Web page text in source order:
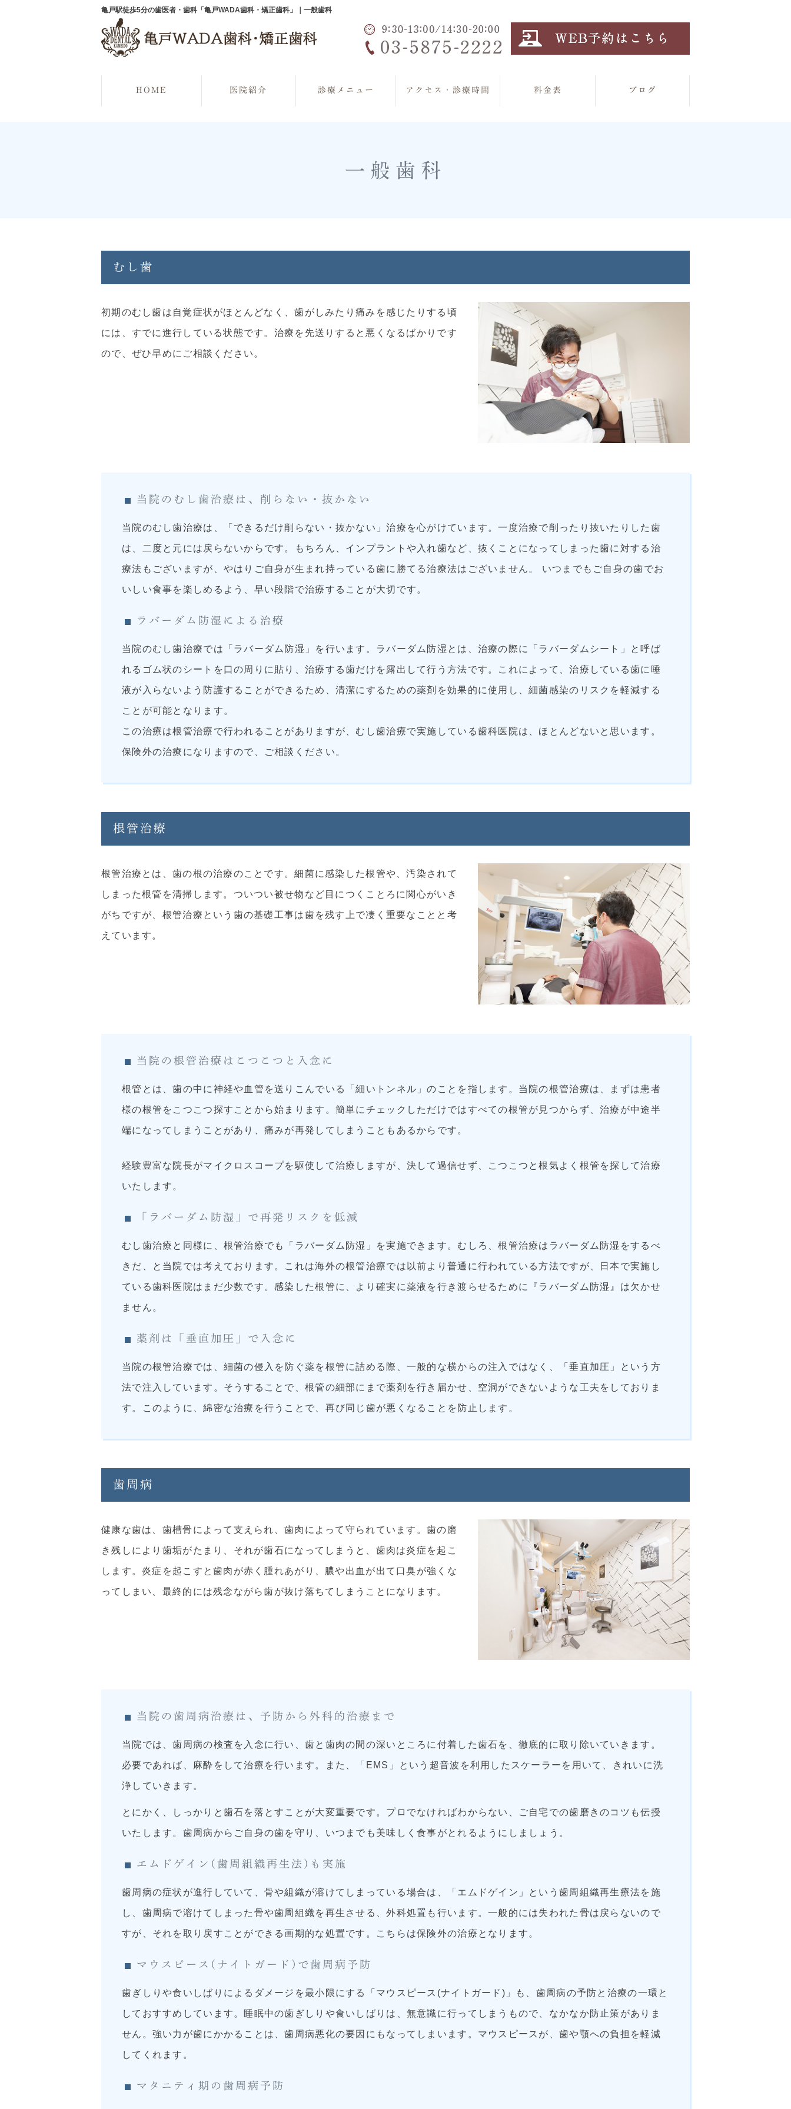
亀戸駅徒歩5分の歯医者・歯科「亀戸WADA歯科・矯正歯科」｜一般歯科
HOME 医院紹介 診療メニュー アクセス・診療時間 料金表 ブログ
一般歯科
むし歯
初期のむし歯は自覚症状がほとんどなく、歯がしみたり痛みを感じたりする頃
には、すでに進行している状態です。治療を先送りすると悪くなるばかりです
ので、ぜひ早めにご相談ください。
当院のむし歯治療は、削らない・抜かない
当院のむし歯治療は、「できるだけ削らない・抜かない」治療を心がけています。一度治療で削ったり抜いたりした歯
は、二度と元には戻らないからです。もちろん、インプラントや入れ歯など、抜くことになってしまった歯に対する治
療法もございますが、やはりご自身が生まれ持っている歯に勝てる治療法はございません。 いつまでもご自身の歯でお
いしい食事を楽しめるよう、早い段階で治療することが大切です。
ラバーダム防湿による治療
当院のむし歯治療では「ラバーダム防湿」を行います。ラバーダム防湿とは、治療の際に「ラバーダムシート」と呼ば
れるゴム状のシートを口の周りに貼り、治療する歯だけを露出して行う方法です。これによって、治療している歯に唾
液が入らないよう防護することができるため、清潔にするための薬剤を効果的に使用し、細菌感染のリスクを軽減する
ことが可能となります。
この治療は根管治療で行われることがありますが、むし歯治療で実施している歯科医院は、ほとんどないと思います。
保険外の治療になりますので、ご相談ください。
根管治療
根管治療とは、歯の根の治療のことです。細菌に感染した根管や、汚染されて
しまった根管を清掃します。ついつい被せ物など目につくことろに関心がいき
がちですが、根管治療という歯の基礎工事は歯を残す上で凄く重要なことと考
えています。
当院の根管治療はこつこつと入念に
根管とは、歯の中に神経や血管を送りこんでいる「細いトンネル」のことを指します。当院の根管治療は、まずは患者
様の根管をこつこつ探すことから始まります。簡単にチェックしただけではすべての根管が見つからず、治療が中途半
端になってしまうことがあり、痛みが再発してしまうこともあるからです。
経験豊富な院長がマイクロスコープを駆使して治療しますが、決して過信せず、こつこつと根気よく根管を探して治療
いたします。
「ラバーダム防湿」で再発リスクを低減
むし歯治療と同様に、根管治療でも「ラバーダム防湿」を実施できます。むしろ、根管治療はラバーダム防湿をするべ
きだ、と当院では考えております。これは海外の根管治療では以前より普通に行われている方法ですが、日本で実施し
ている歯科医院はまだ少数です。感染した根管に、より確実に薬液を行き渡らせるために『ラバーダム防湿』は欠かせ
ません。
薬剤は「垂直加圧」で入念に
当院の根管治療では、細菌の侵入を防ぐ薬を根管に詰める際、一般的な横からの注入ではなく、「垂直加圧」という方
法で注入しています。そうすることで、根管の細部にまで薬剤を行き届かせ、空洞ができないような工夫をしておりま
す。このように、綿密な治療を行うことで、再び同じ歯が悪くなることを防止します。
歯周病
健康な歯は、歯槽骨によって支えられ、歯肉によって守られています。歯の磨
き残しにより歯垢がたまり、それが歯石になってしまうと、歯肉は炎症を起こ
します。炎症を起こすと歯肉が赤く腫れあがり、膿や出血が出て口臭が強くな
ってしまい、最終的には残念ながら歯が抜け落ちてしまうことになります。
当院の歯周病治療は、予防から外科的治療まで
当院では、歯周病の検査を入念に行い、歯と歯肉の間の深いところに付着した歯石を、徹底的に取り除いていきます。
必要であれば、麻酔をして治療を行います。また、「EMS」という超音波を利用したスケーラーを用いて、きれいに洗
浄していきます。
とにかく、しっかりと歯石を落とすことが大変重要です。プロでなければわからない、ご自宅での歯磨きのコツも伝授
いたします。歯周病からご自身の歯を守り、いつまでも美味しく食事がとれるようにしましょう。
エムドゲイン(歯周組織再生法)も実施
歯周病の症状が進行していて、骨や組織が溶けてしまっている場合は、「エムドゲイン」という歯周組織再生療法を施
し、歯周病で溶けてしまった骨や歯周組織を再生させる、外科処置も行います。一般的には失われた骨は戻らないので
すが、それを取り戻すことができる画期的な処置です。こちらは保険外の治療となります。
マウスピース(ナイトガード)で歯周病予防
歯ぎしりや食いしばりによるダメージを最小限にする「マウスピース(ナイトガード)」も、歯周病の予防と治療の一環と
しておすすめしています。睡眠中の歯ぎしりや食いしばりは、無意識に行ってしまうもので、なかなか防止策がありま
せん。強い力が歯にかかることは、歯周病悪化の要因にもなってしまいます。マウスピースが、歯や顎への負担を軽減
してくれます。
マタニティ期の歯周病予防